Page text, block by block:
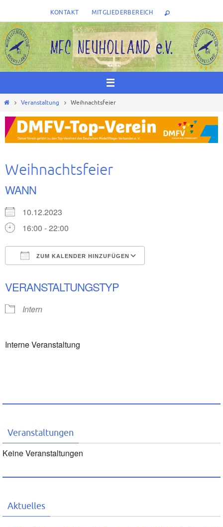
Inhalt
springen
KONTAKT MITGLIEDERBEREICH
StartVeranstaltung Weihnachtsfeier
Weihnachtsfeier
WANN
10.12.2023
16:00 - 22:00
ZUM KALENDER HINZUFÜGEN
VERANSTALTUNGSTYP
Intern
Interne Veranstaltung
Veranstaltungen
Keine Veranstaltungen
Aktuelles